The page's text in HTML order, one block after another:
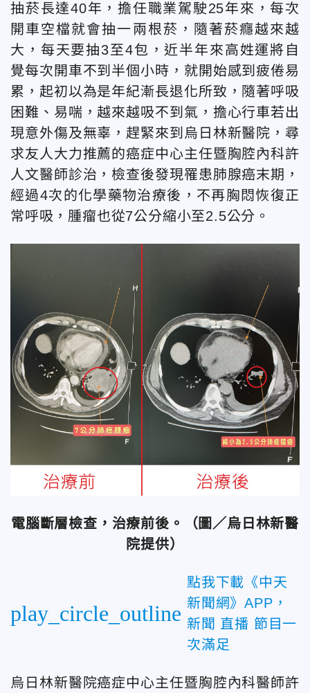
抽菸長達40年，擔任職業駕駛25年來，每次
開車空檔就會抽一兩根菸，隨著菸癮越來越
大，每天要抽3至4包，近半年來高姓運將自
覺每次開車不到半個小時，就開始感到疲倦易
累，起初以為是年紀漸長退化所致，隨著呼吸
困難、易喘，越來越吸不到氣，擔心行車若出
現意外傷及無辜，趕緊來到烏日林新醫院，尋
求友人大力推薦的癌症中心主任暨胸腔內科許
人文醫師診治，檢查後發現罹患肺腺癌末期，
經過4次的化學藥物治療後，不再胸悶恢復正
常呼吸，腫瘤也從7公分縮小至2.5公分。
電腦斷層檢查，治療前後。（圖／烏日林新醫
院提供）
play_circle_outline
點我下載《中天
新聞網》APP，
新聞 直播 節目一
次滿足
烏日林新醫院癌症中心主任暨胸腔內科醫師許